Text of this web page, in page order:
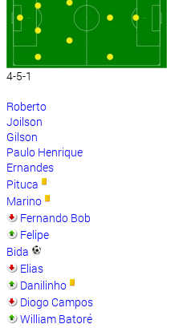
4-5-1
Roberto
Joilson
Gilson
Paulo Henrique
Ernandes
Pituca
Marino
Fernando Bob
Felipe
Bida
Elias
Danilinho
Diogo Campos
William Batoré